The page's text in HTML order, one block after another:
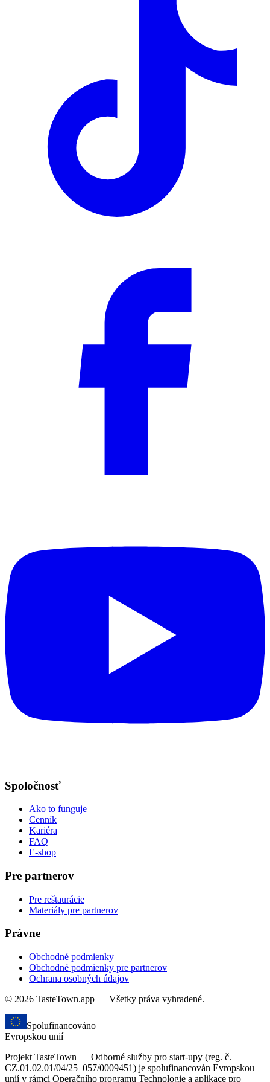
Spoločnosť
Ako to funguje
Cenník
Kariéra
FAQ
E-shop
Pre partnerov
Pre reštaurácie
Materiály pre partnerov
Právne
Obchodné podmienky
Obchodné podmienky pre partnerov
Ochrana osobných údajov
© 2026 TasteTown.app — Všetky práva vyhradené.
Spolufinancováno
Evropskou unií
Projekt TasteTown — Odborné služby pro start-upy (reg. č.
CZ.01.02.01/04/25_057/0009451) je spolufinancován Evropskou
unií v rámci Operačního programu Technologie a aplikace pro